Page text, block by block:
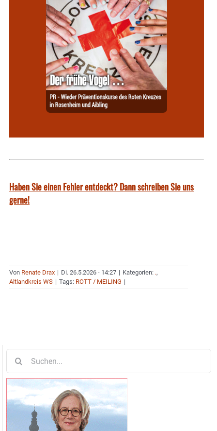
Haben Sie einen Fehler entdeckt? Dann schreiben Sie uns
gerne!
Von Renate Drax | Di. 26.5.2026 - 14:27 | Kategorien: .,
Altlandkreis WS | Tags: ROTT / MEILING |
nach: